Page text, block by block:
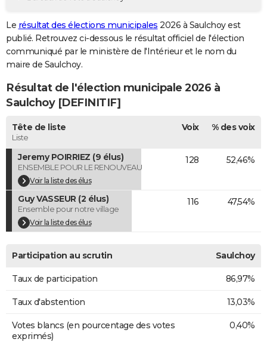
GUIDES D'ACHAT
BONS PLANS
CARTE DE VOEUX
Carte de Noël
Carte Bonne année
Carte Saint-Valentin
Carte Pâques
Carte d'anniversaire
DICTIONNAIRE
Dictionnaire
Biographies
Citations
Expressions
Proverbes
PROGRAMME TV
COPAINS D'AVANT
S'inscrire
Se connecter
Lycées
Collèges
Primaires
Universités
Entreprises
Service militaire
Avis de recherche
AVIS DE DÉCÈS
FORUM
Bricolage
Lifestyle
Culture
Sport
Auto
Television
Voyage
Cinema
Le résultat des élections municipales 2026 à Saulchoy est
publié. Retrouvez ci-dessous le résultat officiel de l'élection
communiqué par le ministère de l'Intérieur et le nom du
maire de Saulchoy.
Résultat de l'élection municipale 2026 à
Saulchoy [DEFINITIF]
Tête de liste
Liste
Voix % des voix
Jeremy POIRRIEZ (9 élus)
ENSEMBLE POUR LE RENOUVEAU
Voir la liste des élus
128 52,46%
Guy VASSEUR (2 élus)
Ensemble pour notre village
Voir la liste des élus
116 47,54%
Participation au scrutin Saulchoy
Taux de participation 86,97%
Taux d'abstention 13,03%
Votes blancs (en pourcentage des votes
exprimés)
0,40%